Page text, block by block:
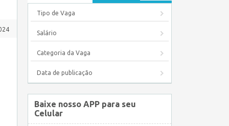
Tipo de Vaga
Salário
Categoria da Vaga
Data de publicação
Baixe nosso APP para seu
Celular